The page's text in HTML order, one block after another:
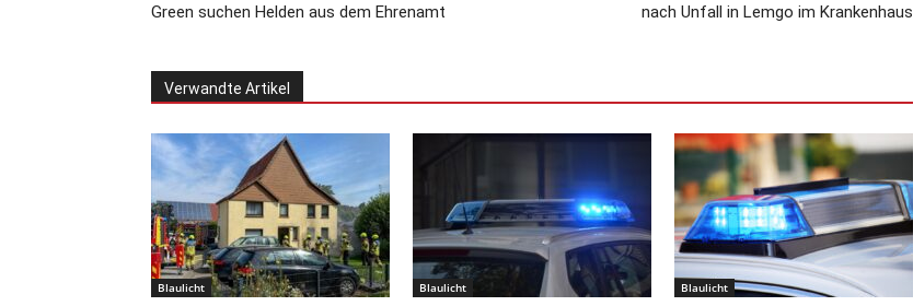
Green suchen Helden aus dem Ehrenamt
nach Unfall in Lemgo im Krankenhaus
Verwandte Artikel
Blaulicht Blaulicht Blaulicht